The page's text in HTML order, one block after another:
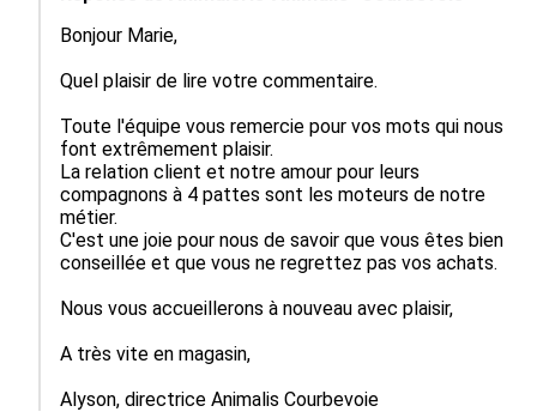
Bonjour Marie,
Quel plaisir de lire votre commentaire.
Toute l'équipe vous remercie pour vos mots qui nous
font extrêmement plaisir.
La relation client et notre amour pour leurs
compagnons à 4 pattes sont les moteurs de notre
métier.
C'est une joie pour nous de savoir que vous êtes bien
conseillée et que vous ne regrettez pas vos achats.
Nous vous accueillerons à nouveau avec plaisir,
A très vite en magasin,
Alyson, directrice Animalis Courbevoie